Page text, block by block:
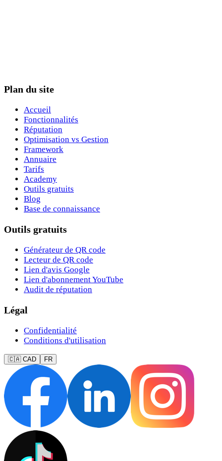
Plan du site
Accueil
Fonctionnalités
Réputation
Optimisation vs Gestion
Framework
Annuaire
Tarifs
Academy
Outils gratuits
Blog
Base de connaissance
Outils gratuits
Générateur de QR code
Lecteur de QR code
Lien d'avis Google
Lien d'abonnement YouTube
Audit de réputation
Légal
Confidentialité
Conditions d'utilisation
🇨🇦 CAD FR